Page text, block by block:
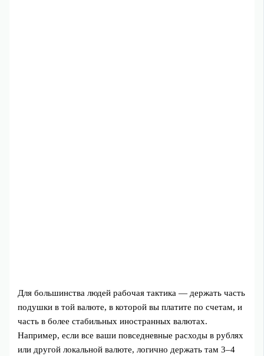
Для большинства людей рабочая тактика — держать часть
подушки в той валюте, в которой вы платите по счетам, и
часть в более стабильных иностранных валютах.
Например, если все ваши повседневные расходы в рублях
или другой локальной валюте, логично держать там 3–4